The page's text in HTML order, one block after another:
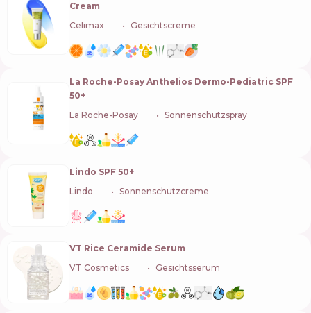
Cream
Celimax
Gesichtscreme
La Roche-Posay Anthelios Dermo-Pediatric SPF
50+
La Roche-Posay
Sonnenschutzspray
Lindo SPF 50+
Lindo
Sonnenschutzcreme
VT Rice Ceramide Serum
VT Cosmetics
Gesichtsserum